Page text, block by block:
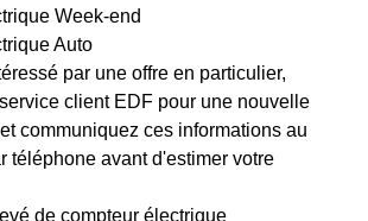
Week-end
Auto
par une offre en particulier,
client EDF pour une nouvelle
communiquez ces informations au
téléphone avant d'estimer votre
de compteur électrique